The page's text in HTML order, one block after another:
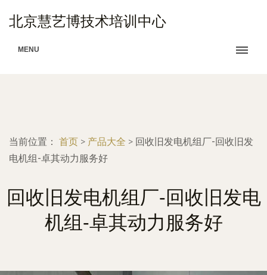
北京慧艺博技术培训中心
MENU
当前位置： 首页 > 产品大全 > 回收旧发电机组厂-回收旧发
电机组-卓其动力服务好
回收旧发电机组厂-回收旧发电
机组-卓其动力服务好